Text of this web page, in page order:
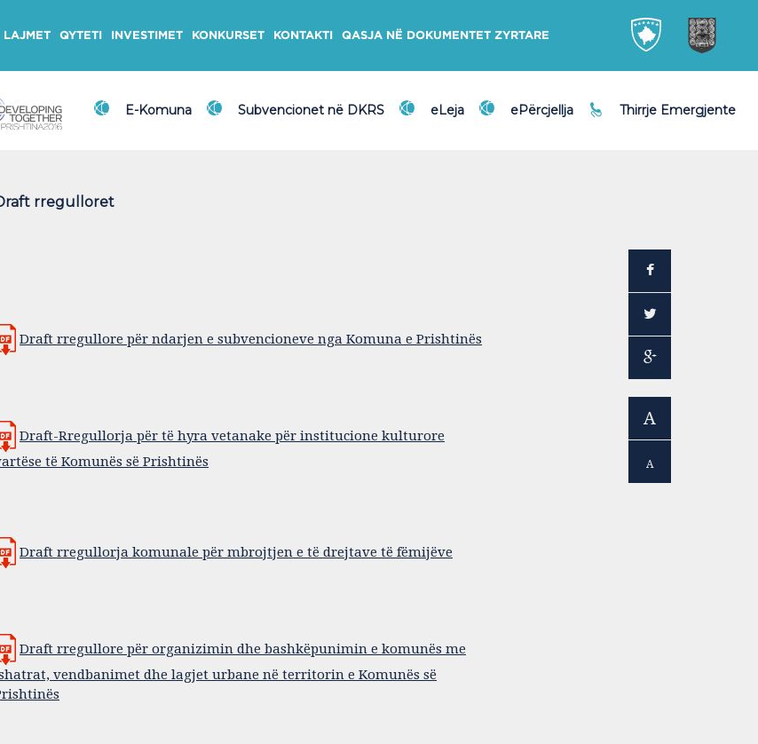
LAJMET QYTETI INVESTIMET KONKURSET KONTAKTI QASJA NË DOKUMENTET ZYRTARE
E-Komuna Subvencionet në DKRS eLeja ePërcjellja Thirrje Emergjente
rregulloret
Draft rregullore për ndarjen e subvencioneve nga Komuna e Prishtinës
Draft-Rregullorja për të hyra vetanake për institucione kulturore
të Komunës së Prishtinës
Draft rregullorja komunale për mbrojtjen e të drejtave të fëmijëve
Draft rregullore për organizimin dhe bashkëpunimin e komunës me
vendbanimet dhe lagjet urbane në territorin e Komunës së
A
A